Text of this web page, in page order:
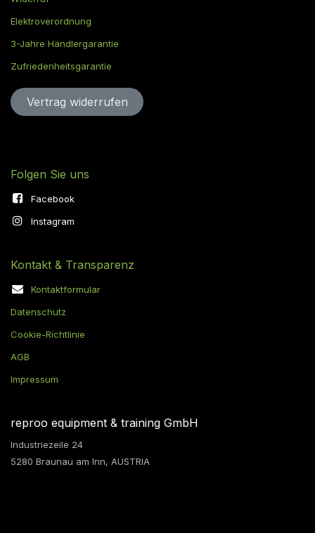
Elektroverordnung
3-Jahre Händlergarantie
Zufriedenheitsgarantie
Vertrag widerru​​​​​​​​​​fen
Folgen Sie uns
Facebook
Instagram
Kontakt & Transparenz
Kontaktformular
Datenschutz
Cookie-Richtlinie
AGB
Impressum
reproo equipment & training GmbH
Industriezeile 24
5280 Braunau am Inn, AUSTRIA